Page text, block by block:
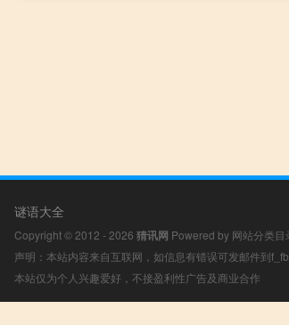
谜语大全
Copyright © 2012 - 2026 猜讯网 Powered by 网站分类目
声明：本站内容来自互联网，如信息有错误可发邮件到
本站仅为个人兴趣爱好，不接盈利性广告及商业合作